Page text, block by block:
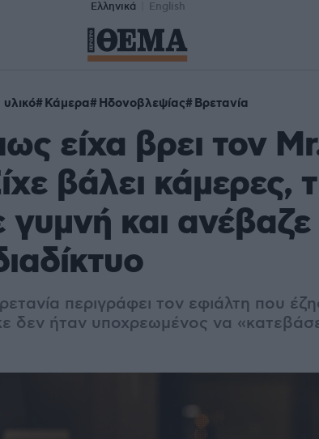
Ελληνικά English
Κάμερα Ηδονοβλεψίας Βρετανία
είχα βρει τον
βάλει κάμερες,
και ανέβαζε
περιγράφει τον εφιάλτη που
δεν ήταν υποχρεωμένος να